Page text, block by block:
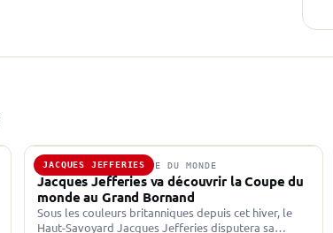
JACQUES JEFFERIES
16 DÉC. 2025 · COUPE DU MONDE
Jacques Jefferies va découvrir la Coupe du
monde au Grand Bornand
Sous les couleurs britanniques depuis cet hiver, le
Haut-Savoyard Jacques Jefferies disputera sa